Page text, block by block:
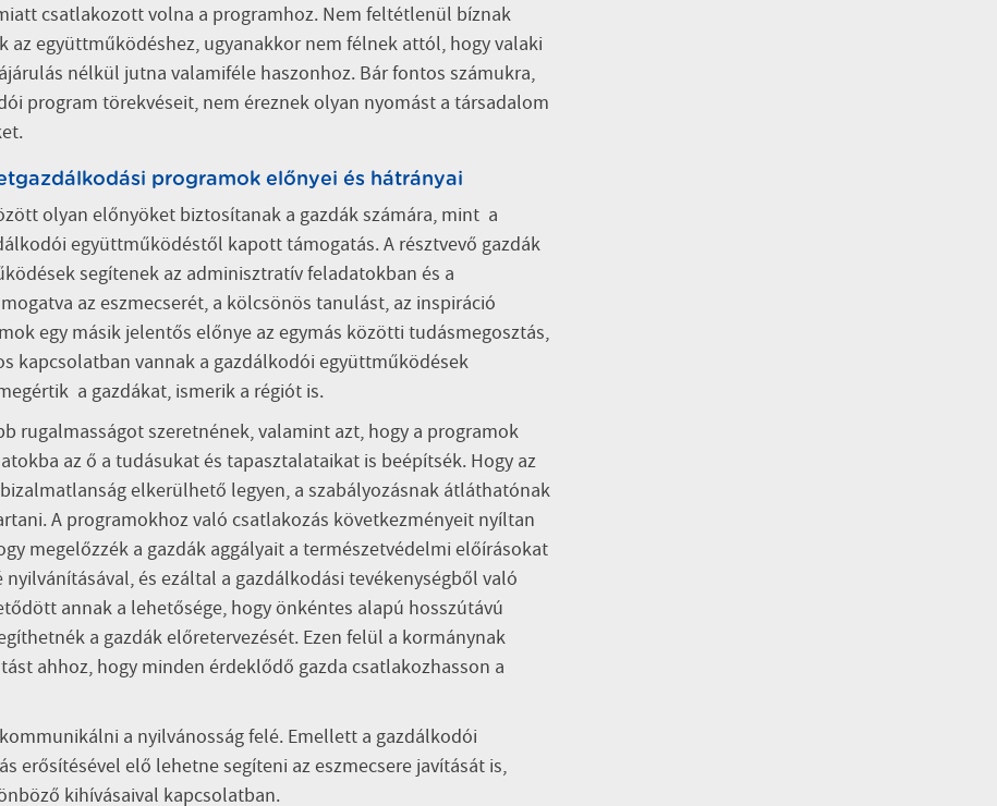
csatlakozott volna a programhoz. Nem feltétlenül bíznak
az együttműködéshez, ugyanakkor nem félnek attól, hogy valaki
nélkül jutna valamiféle haszonhoz. Bár fontos számukra,
program törekvéseit, nem éreznek olyan nyomást a társadalom
programok előnyei és hátrányai
olyan előnyöket biztosítanak a gazdák számára, mint a
együttműködéstől kapott támogatás. A résztvevő gazdák
segítenek az adminisztratív feladatokban és a
az eszmecserét, a kölcsönös tanulást, az inspiráció
egy másik jelentős előnye az egymás közötti tudásmegosztás,
kapcsolatban vannak a gazdálkodói együttműködések
a gazdákat, ismerik a régiót is.
rugalmasságot szeretnének, valamint azt, hogy a programok
az ő a tudásukat és tapasztalataikat is beépítsék. Hogy az
elkerülhető legyen, a szabályozásnak átláthatónak
A programokhoz való csatlakozás következményeit nyíltan
megelőzzék a gazdák aggályait a természetvédelmi előírásokat
és ezáltal a gazdálkodási tevékenységből való
annak a lehetősége, hogy önkéntes alapú hosszútávú
a gazdák előretervezését. Ezen felül a kormánynak
ahhoz, hogy minden érdeklődő gazda csatlakozhasson a
a nyilvánosság felé. Emellett a gazdálkodói
erősítésével elő lehetne segíteni az eszmecsere javítását is,
kihívásaival kapcsolatban.